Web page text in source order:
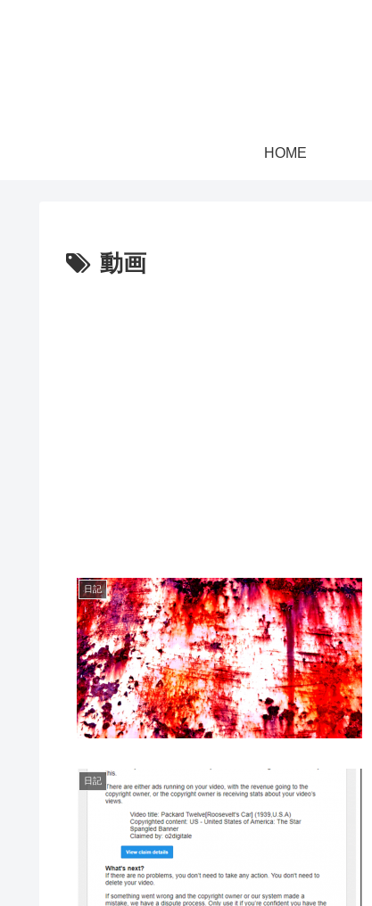
HOME
動画
日記
日記